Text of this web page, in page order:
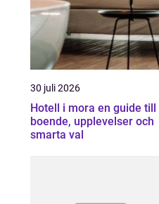
30 juli 2026
Hotell i mora en guide till
boende, upplevelser och
smarta val